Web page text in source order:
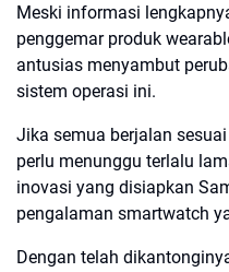
Meski informasi
penggemar produk
antusias menyambut
sistem operasi ini.
Jika semua berjalan
perlu menunggu terlalu
inovasi yang disiapkan
pengalaman smartwatch
Dengan telah